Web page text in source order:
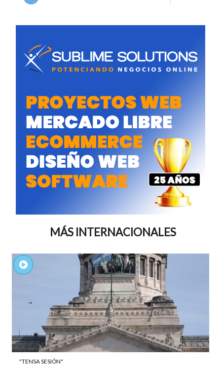
MÁS INTERNACIONALES
"TENSA SESIÓN"